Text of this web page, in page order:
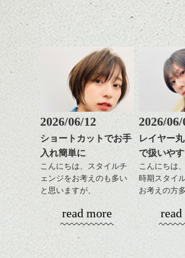
あご下のラインでやや長
も出しやすくていろいろ
おすすめですね。
前髪もやや重めにカット
してラインを強調するの
もこれからは良い感じで
す、
目元が引き締まった印象
に。
いろんなシ
をだしやす
グも簡単で
そんなショ
軽めの前髪
出できるの
この時期と
ですよ。
2026/06/12
ショートカットでお手
入れ簡単に
こんにちは、スタイルチ
ェンジをお考えのも多い
と思いますが、
演出したスタイルもこれ
からの季節とてもおすす
めですね。
read more
2026/06/
レイヤー
で扱いやす
こんにちは
時期スタイ
お考えの方
コンパクト